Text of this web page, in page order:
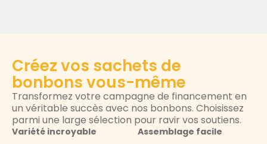
Créez vos sachets de
bonbons vous-même
Transformez votre campagne de financement en
un véritable succès avec nos bonbons. Choisissez
parmi une large sélection pour ravir vos soutiens.
Variété incroyable
Assemblage facile